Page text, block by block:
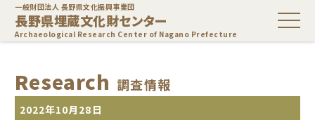
一般財団法人 長野県文化振興事業団
長野県埋蔵文化財センター
Archaeological Research Center of Nagano Prefecture
Research 調査情報
2022年10月28日